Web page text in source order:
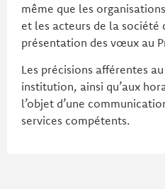
même que les
et les acteurs de la
présentation des vœux au
Les précisions afférentes
institution, ainsi qu’aux
l’objet d’une
services compétents.